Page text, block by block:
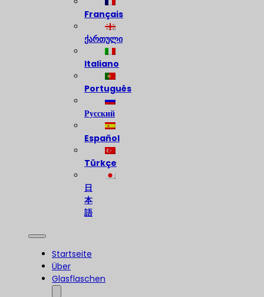
Français
ქართული
Italiano
Português
Русский
Español
Türkçe
日
本
語
Startseite
Über
Glasflaschen